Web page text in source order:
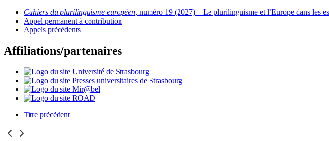
Cahiers du plurilinguisme européen, numéro 19 (2027) – Le plurilinguisme et l’Europe dans les
Appel permanent à contribution
Appels précédents
Affiliations/partenaires
Titre précédent